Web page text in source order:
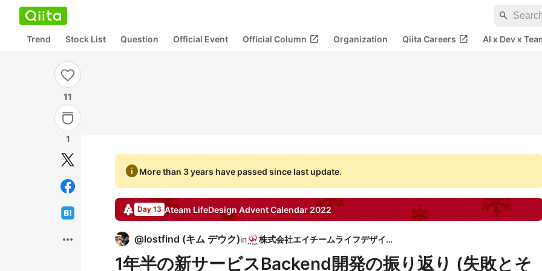
search
Trend Stock List Question Official Event Official Column open_in_new Organization Qiita Careers open_in_new AI x Dev x
11
1
more_horiz
infoMore than 3 years have passed since last update.
Day 13 Ateam LifeDesign Advent Calendar 2022
@lostfind (キム デウク)in 株式会社エイチームライフデザイン
1年半の新サービスBackend開発の振り返り (失敗とそ